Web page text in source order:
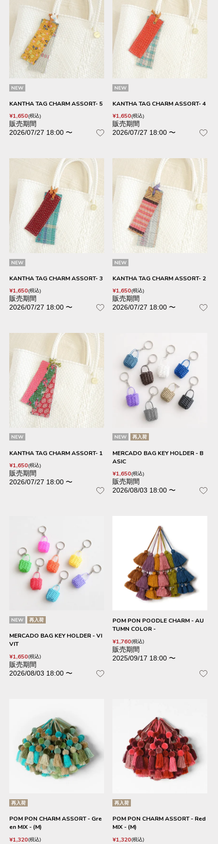
NEW
KANTHA TAG CHARM ASSORT- 5
¥1,650 税込
販売期間
2026/07/27 18:00 〜
NEW
KANTHA TAG CHARM ASSORT- 4
¥1,650 税込
販売期間
2026/07/27 18:00 〜
NEW
KANTHA TAG CHARM ASSORT- 3
¥1,650 税込
販売期間
2026/07/27 18:00 〜
NEW
KANTHA TAG CHARM ASSORT- 2
¥1,650 税込
販売期間
2026/07/27 18:00 〜
NEW
KANTHA TAG CHARM ASSORT- 1
¥1,650 税込
販売期間
2026/07/27 18:00 〜
NEW 再入荷
MERCADO BAG KEY HOLDER - B
ASIC
¥1,650 税込
販売期間
2026/08/03 18:00 〜
NEW 再入荷
MERCADO BAG KEY HOLDER - VI
VIT
¥1,650 税込
販売期間
2026/08/03 18:00 〜
POM PON POODLE CHARM - AU
TUMN COLOR -
¥1,760 税込
販売期間
2025/09/17 18:00 〜
再入荷
POM PON CHARM ASSORT - Gre
en MIX - (M)
¥1,320 税込
再入荷
POM PON CHARM ASSORT - Red
MIX - (M)
¥1,320 税込